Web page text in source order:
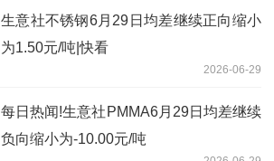
生意社不锈钢6月29日均差继续正向缩小
为1.50元/吨|快看
2026-06-29
每日热闻!生意社PMMA6月29日均差继续
负向缩小为-10.00元/吨